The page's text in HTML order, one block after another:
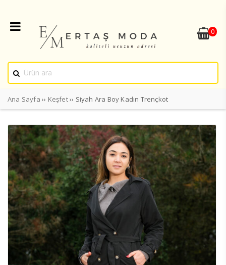
0
Ana Sayfa ›› Keşfet›› Siyah Ara Boy Kadın Trençkot